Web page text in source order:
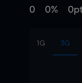
0 0%
1G 3G